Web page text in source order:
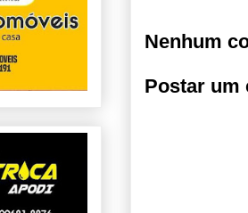
Nenhum
Postar um